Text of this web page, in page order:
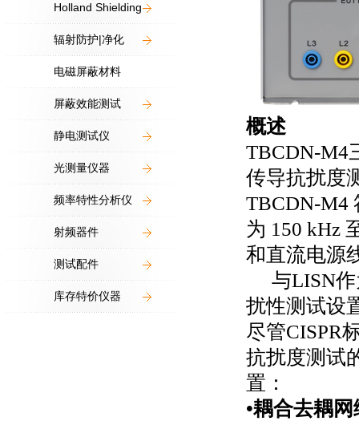
Holland Shielding
辐射防护|净化
电磁屏蔽材料
屏蔽效能测试
静电测试仪
光测量仪器
频率特性分析仪
射频器件
测试配件
库存特价仪器
概述
TBCDN-M4
传导抗扰度
TBCDN-M4
为 150 kHz
和直流电源
与LISN
扰性测试设
尽管CISPR
抗扰度测试
置：
•耦合去耦